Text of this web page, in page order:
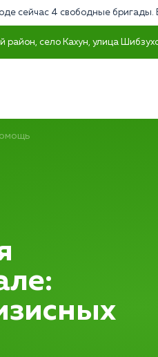
сейчас 4 свободные бригады.
район, село Кахун, улица